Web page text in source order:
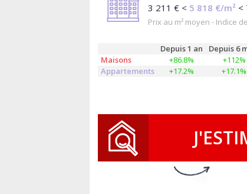
3 211 € < 5 818 €/m² <
Prix au m² moyen - Indice
Depuis 1 an Depuis 6
Maisons
+86.8% +112%
Appartements
+17.2% +17.1%